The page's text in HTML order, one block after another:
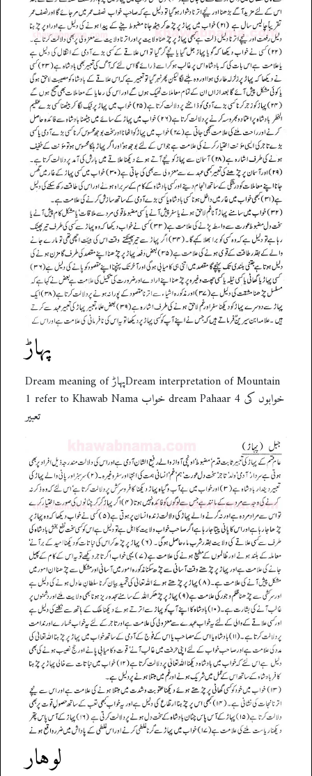
پہاڑ
Dream meaning of پہاڑDream interpretation of Mountain
1 refer to Khawab Nama خواب dream Pahaar 4 خوابوں کی
تعبیر
لوہار